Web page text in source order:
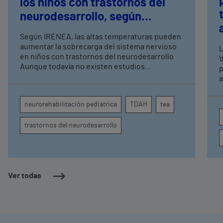
Ver todas
los niños con trastornos del
neurodesarrollo, según
neurorrehabilitación
pediátrica de Vithas
Según IRENEA, las altas temperaturas pueden
aumentar la sobrecarga del sistema nervioso
en niños con trastornos del neurodesarrollo
Aunque todavía no existen estudios
atención, la regulación emocional y la
conducta
neurorehabilitación pediátrica TDAH tea
trastornos del neurodesarrollo